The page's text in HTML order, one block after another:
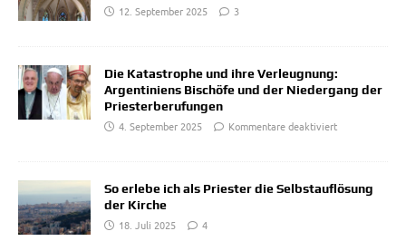
12. September 2025
3
Die Katastrophe und ihre Verleugnung:
Argentiniens Bischöfe und der Niedergang der
Priesterberufungen
4. September 2025
Kommentare deaktiviert
So erlebe ich als Priester die Selbstauflösung
der Kirche
18. Juli 2025
4